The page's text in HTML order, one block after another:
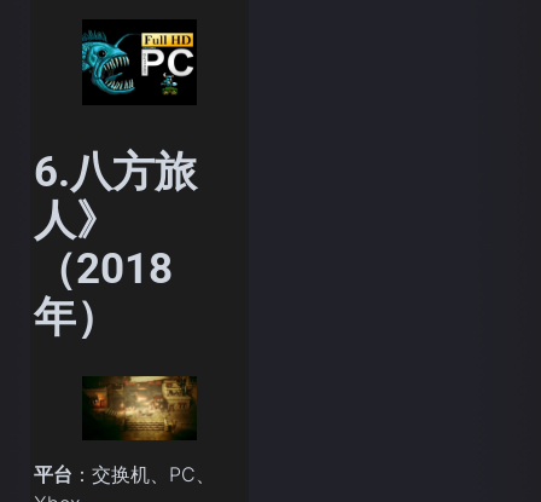
6.八方旅
人》
（2018
年）
平台 ：交换机、PC、